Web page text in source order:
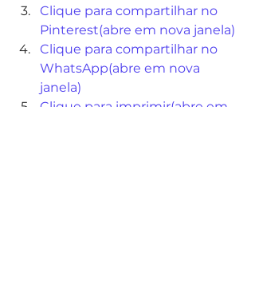
Clique para compartilhar no
Pinterest(abre em nova janela)
Clique para compartilhar no
WhatsApp(abre em nova
janela)
Clique para imprimir(abre em